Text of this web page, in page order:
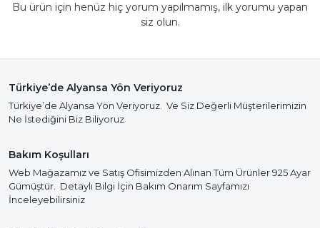
Bu ürün için henüz hiç yorum yapılmamış, ilk yorumu yapan
siz olun.
Türkiye’de Alyansa Yön Veriyoruz
Türkiye’de Alyansa Yön Veriyoruz. Ve Siz Değerli Müşterilerimizin
Ne İstediğini Biz Biliyoruz
Bakım Koşulları
Web Mağazamız ve Satış Ofisimizden Alınan Tüm Ürünler 925 Ayar
Gümüştür. Detaylı Bilgi İçin Bakım Onarım Sayfamızı
İnceleyebilirsiniz